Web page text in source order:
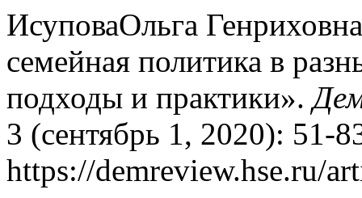
ИсуповаОльга
семейная политика в
подходы и практики».
3 (сентябрь 1, 2020): 51-
https://demreview.hse.ru/